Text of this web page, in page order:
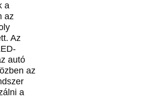
a
az
Az
autó
az
a